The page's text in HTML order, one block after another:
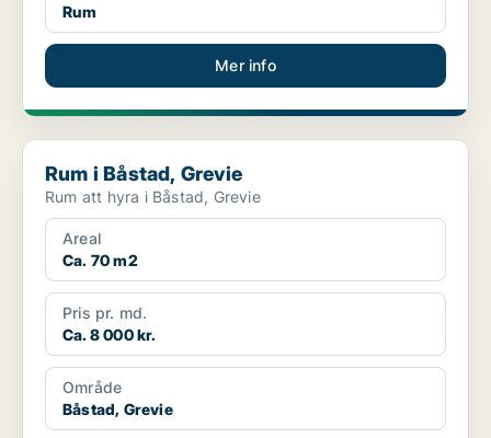
Rum
Mer info
Rum i Båstad, Grevie
Rum i Båstad, Grevie
Rum att hyra i Båstad, Grevie
Areal
Ca. 70 m2
Pris pr. md.
Ca. 8 000 kr.
Område
Båstad, Grevie